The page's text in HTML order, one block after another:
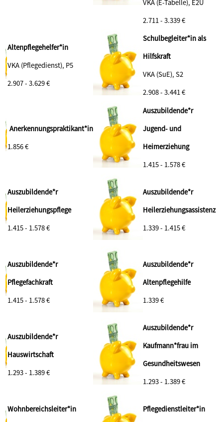
VKA (E-Tabelle), E2Ü
2.711 - 3.339 €
Altenpflegehelfer*in
VKA (Pflegedienst), P5
2.907 - 3.629 €
Schulbegleiter*in als
Hilfskraft
VKA (SuE), S2
2.908 - 3.441 €
Anerkennungspraktikant*in
1.856 €
Auszubildende*r
Jugend- und
Heimerziehung
1.415 - 1.578 €
Auszubildende*r
Heilerziehungspflege
1.415 - 1.578 €
Auszubildende*r
Heilerziehungsassistenz
1.339 - 1.415 €
Auszubildende*r
Pflegefachkraft
1.415 - 1.578 €
Auszubildende*r
Altenpflegehilfe
1.339 €
Auszubildende*r
Hauswirtschaft
1.293 - 1.389 €
Auszubildende*r
Kaufmann*frau im
Gesundheitswesen
1.293 - 1.389 €
Wohnbereichsleiter*in
Pflegedienstleiter*in